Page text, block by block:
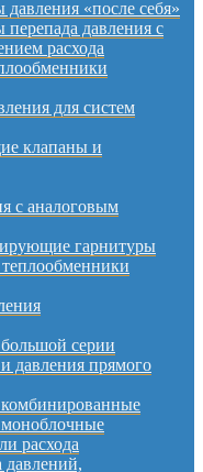
«после себя»
давления с
расхода
для систем
клапаны и
с аналоговым
гарнитуры
серии
давления прямого
моноблочные
расхода
давлений,